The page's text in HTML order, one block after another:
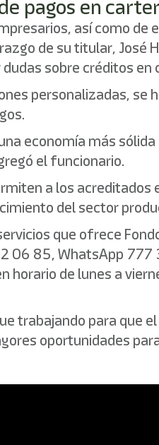
pagos en
así como
de su titular,
sobre créditos en
personalizadas,
economía más
el funcionario.
a los
del sector
que ofrece
06 85, WhatsApp
horario de lunes a
trabajando para que
oportunidades